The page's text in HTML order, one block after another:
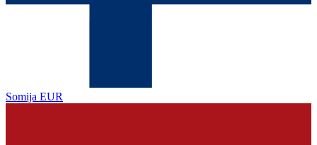
Somija EUR